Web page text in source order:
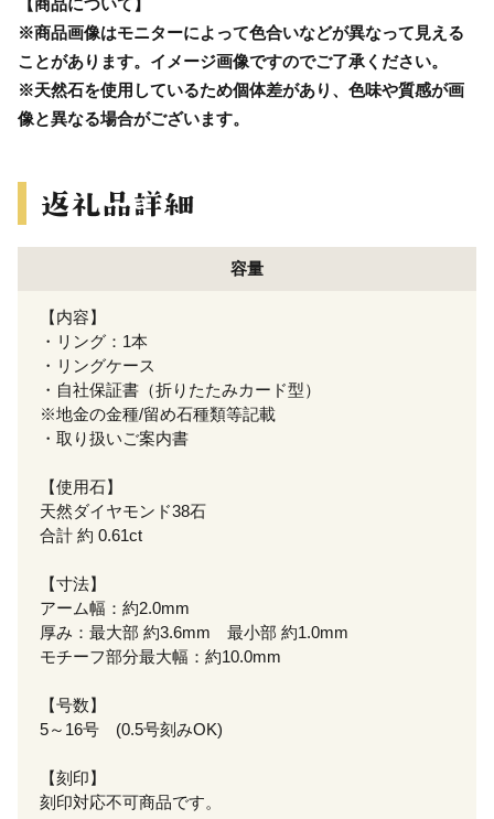
※商品画像はモニターによって色合いなどが異なって見える
ことがあります。イメージ画像ですのでご了承ください。
※天然石を使用しているため個体差があり、色味や質感が画
像と異なる場合がございます。
容量
【内容】
・リング：1本
・リングケース
・自社保証書（折りたたみカード型）
※地金の金種/留め石種類等記載
・取り扱いご案内書
【使用石】
天然ダイヤモンド38石
合計 約 0.61ct
【寸法】
アーム幅：約2.0mm
厚み：最大部 約3.6mm 最小部 約1.0mm
モチーフ部分最大幅：約10.0mm
【号数】
5～16号 (0.5号刻みOK)
【刻印】
刻印対応不可商品です。